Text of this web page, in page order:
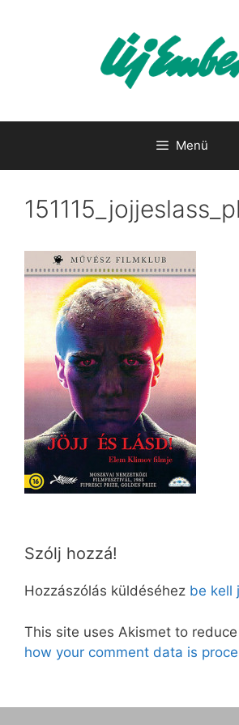
Menü
Szólj hozzá!
Hozzászólás küldéséhez be kell
This site uses Akismet to
how your comment data is